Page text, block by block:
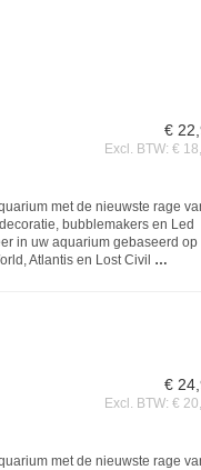
€
Excl. BTW: €
met de nieuwste rage
bubblemakers en Led
in uw aquarium gebaseerd op
Atlantis en Lost Civil …
€
Excl. BTW: €
met de nieuwste rage